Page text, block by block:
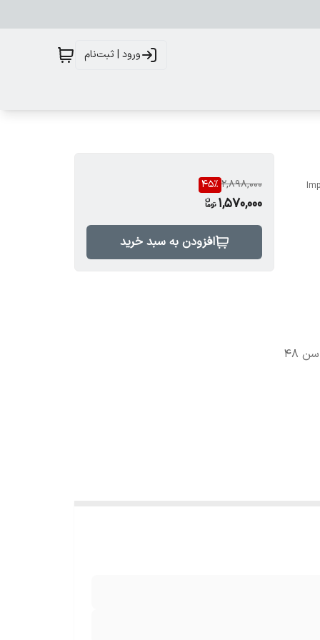
ورود | ثبت‌نام
2,898,000
45%
1,570,000
افزودن به سبد خرید